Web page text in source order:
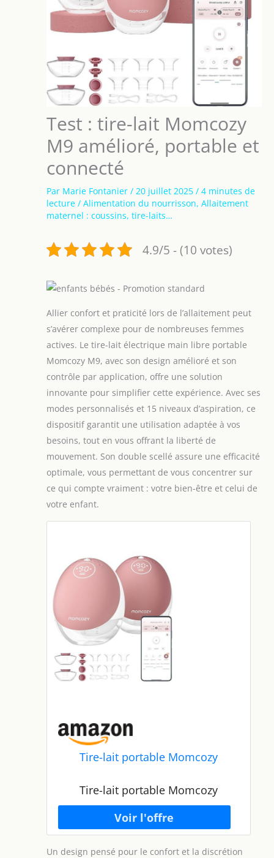
Test : tire-lait Momcozy
M9 amélioré, portable et
connecté
Par Marie Fontanier / 20 juillet 2025 / 4 minutes de
lecture / Alimentation du nourrisson, Allaitement
maternel : coussins, tire-laits…
4.9/5 - (10 votes)
Allier confort et praticité lors de l’allaitement peut
s’avérer complexe pour de nombreuses femmes
actives. Le tire-lait électrique main libre portable
Momcozy M9, avec son design amélioré et son
contrôle par application, offre une solution
innovante pour simplifier cette expérience. Avec ses
modes personnalisés et 15 niveaux d’aspiration, ce
dispositif garantit une utilisation adaptée à vos
besoins, tout en vous offrant la liberté de
mouvement. Son double scellé assure une efficacité
optimale, vous permettant de vous concentrer sur
ce qui compte vraiment : votre bien-être et celui de
votre enfant.
Tire-lait portable Momcozy
Tire-lait portable Momcozy
Un design pensé pour le confort et la discrétion